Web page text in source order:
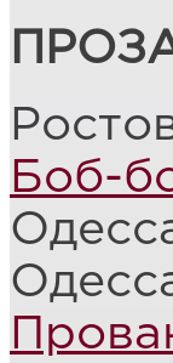
Боб-